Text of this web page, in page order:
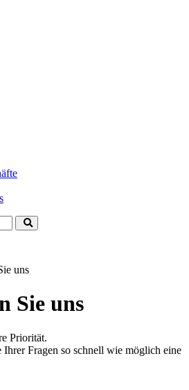
uns
Sie uns
Priorität.
Ihrer Fragen so schnell wie möglich eine